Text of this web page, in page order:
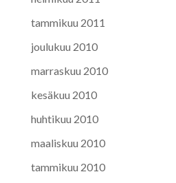
tammikuu 2011
joulukuu 2010
marraskuu 2010
kesäkuu 2010
huhtikuu 2010
maaliskuu 2010
tammikuu 2010